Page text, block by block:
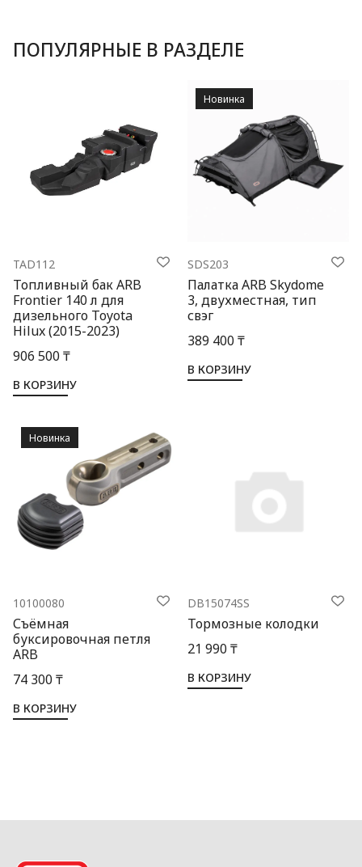
ПОПУЛЯРНЫЕ В РАЗДЕЛЕ
TAD112
Топливный бак ARB
Frontier 140 л для
дизельного Toyota
Hilux (2015-2023)
906 500 ₸
В КОРЗИНУ
SDS203
Палатка ARB Skydome
3, двухместная, тип
свэг
389 400 ₸
В КОРЗИНУ
Новинка
10100080
Съёмная
буксировочная петля
ARB
74 300 ₸
В КОРЗИНУ
Новинка
DB15074SS
Тормозные колодки
21 990 ₸
В КОРЗИНУ